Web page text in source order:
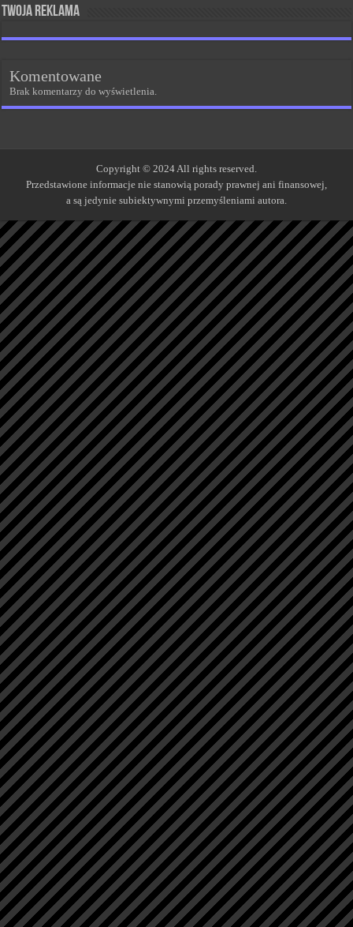
Twoja reklama
Komentowane
Brak komentarzy do wyświetlenia.
Copyright © 2024 All rights reserved.
Przedstawione informacje nie stanowią porady prawnej ani finansowej,
a są jedynie subiektywnymi przemyśleniami autora.